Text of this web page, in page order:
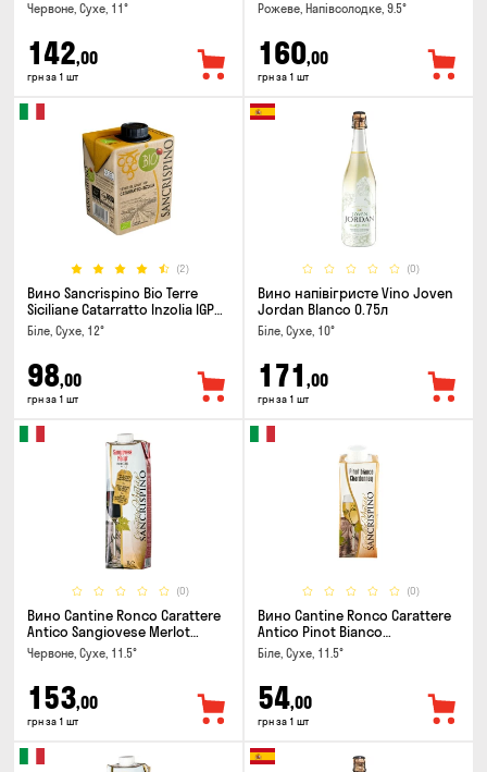
Червоне, Сухе, 11°
142,00
грн за 1 шт
Рожеве, Напівсолодке, 9.5°
160,00
грн за 1 шт
(2)
Вино Sancrispino Bio Terre
Siciliane Catarratto Inzolia IGP
0.5л
Біле, Сухе, 12°
98,00
грн за 1 шт
(0)
Вино напівігристе Vino Joven
Jordan Blanco 0.75л
Біле, Сухе, 10°
171 ,00
грн за 1 шт
(0)
Вино Cantine Ronco Carattere
Antico Sangiovese Merlot
Rubicone IGT 1л
Червоне, Сухе, 11.5°
153,00
грн за 1 шт
(0)
Вино Cantine Ronco Carattere
Antico Pinot Bianco
Chardonnay Rubicone IGT 0.25л
Біле, Сухе, 11.5°
54,00
грн за 1 шт